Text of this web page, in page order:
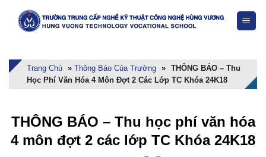
Trang Chủ » Thông Báo Của Trường » THÔNG BÁO – Thu
Học Phí Văn Hóa 4 Môn Đợt 2 Các Lớp TC Khóa 24K18
THÔNG BÁO – Thu học phí văn hóa
4 môn đợt 2 các lớp TC Khóa 24K18